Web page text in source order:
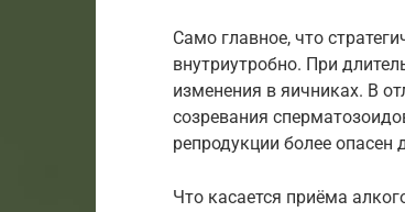
Само главное, что
внутриутробно. При
изменения в яичниках. В
созревания
репродукции более
Что касается приёма